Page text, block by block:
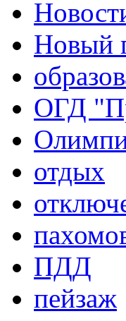
Новый
ОГД
отдых
ПДД
пейзаж